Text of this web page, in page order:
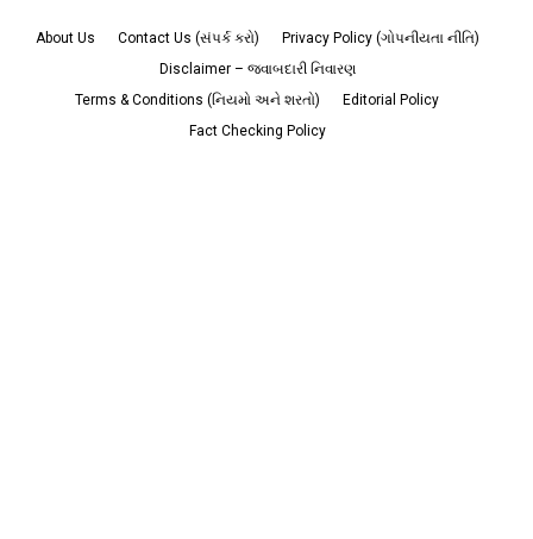
About Us Contact Us (સંપર્ક કરો)
Privacy Policy (ગોપનીયતા નીતિ)
Disclaimer – જવાબદારી નિવારણ
Terms & Conditions (નિયમો અને શરતો)
Editorial Policy
Fact Checking Policy